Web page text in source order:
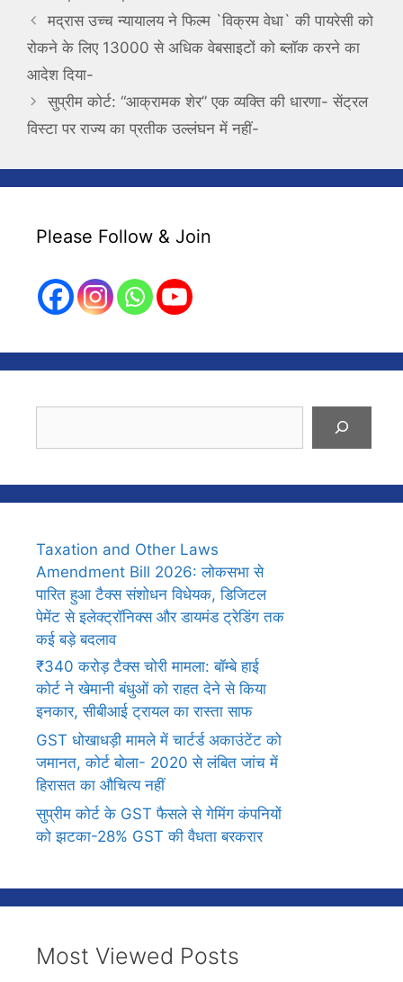
मद्रास उच्च न्यायालय ने फिल्म `विक्रम वेधा` की पायरेसी को
रोकने के लिए 13000 से अधिक वेबसाइटों को ब्लॉक करने का
आदेश दिया-
सुप्रीम कोर्ट: “आक्रामक शेर” एक व्यक्ति की धारणा- सेंट्रल
विस्टा पर राज्य का प्रतीक उल्लंघन में नहीं-
Please Follow & Join
Taxation and Other Laws
Amendment Bill 2026: लोकसभा से
पारित हुआ टैक्स संशोधन विधेयक, डिजिटल
पेमेंट से इलेक्ट्रॉनिक्स और डायमंड ट्रेडिंग तक
कई बड़े बदलाव
₹340 करोड़ टैक्स चोरी मामला: बॉम्बे हाई
कोर्ट ने खेमानी बंधुओं को राहत देने से किया
इनकार, सीबीआई ट्रायल का रास्ता साफ
GST धोखाधड़ी मामले में चार्टर्ड अकाउंटेंट को
जमानत, कोर्ट बोला- 2020 से लंबित जांच में
हिरासत का औचित्य नहीं
सुप्रीम कोर्ट के GST फैसले से गेमिंग कंपनियों
को झटका-28% GST की वैधता बरकरार
Most Viewed Posts